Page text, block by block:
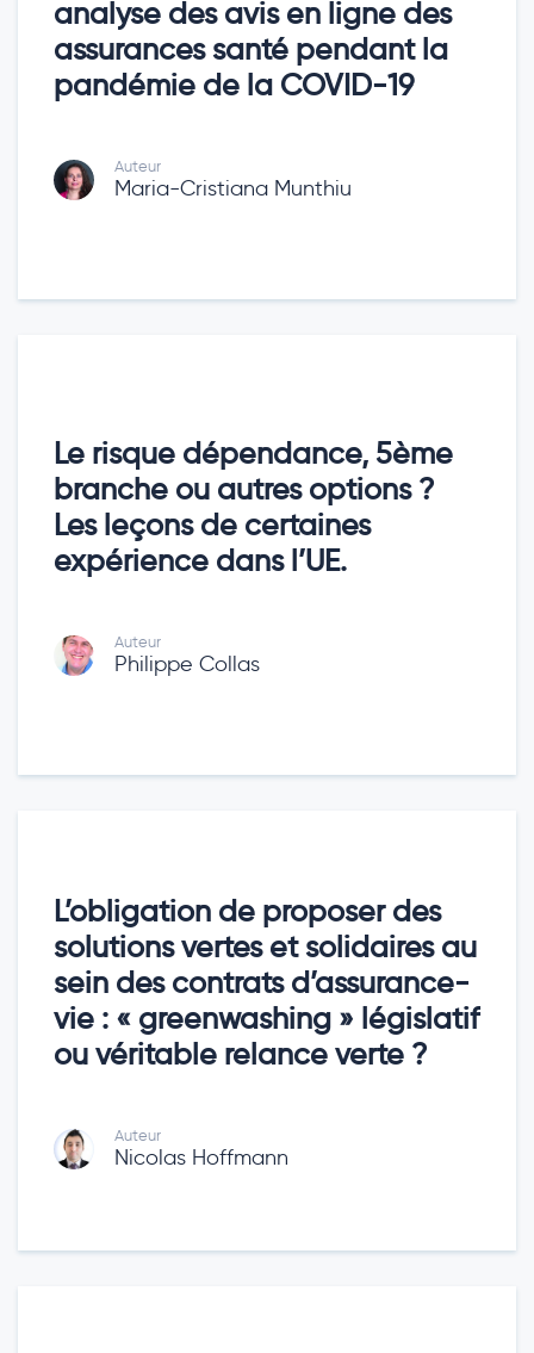
analyse des avis en ligne des
assurances santé pendant la
pandémie de la COVID-19
Auteur
Maria-Cristiana Munthiu
Le risque dépendance, 5ème
branche ou autres options ?
Les leçons de certaines
expérience dans l’UE.
Auteur
Philippe Collas
L’obligation de proposer des
solutions vertes et solidaires au
sein des contrats d’assurance-
vie : « greenwashing » législatif
ou véritable relance verte ?
Auteur
Nicolas Hoffmann